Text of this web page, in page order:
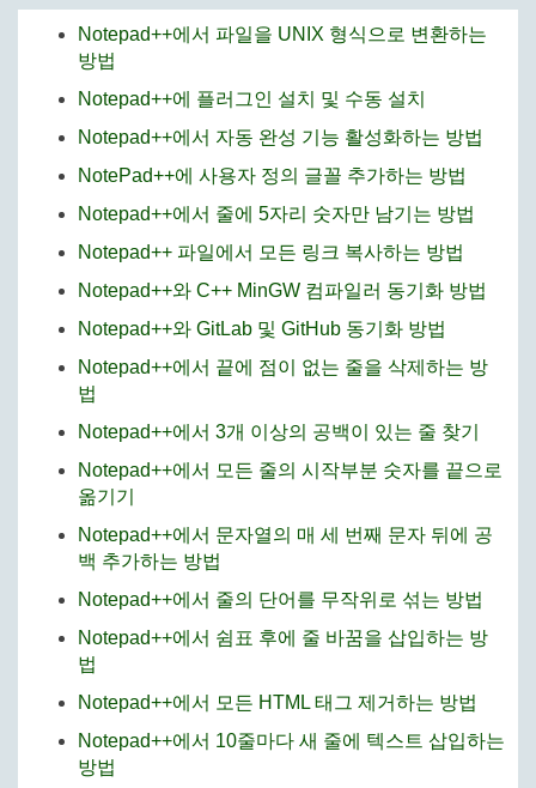
Notepad++에서 파일을 UNIX 형식으로 변환하는
방법
Notepad++에 플러그인 설치 및 수동 설치
Notepad++에서 자동 완성 기능 활성화하는 방법
NotePad++에 사용자 정의 글꼴 추가하는 방법
Notepad++에서 줄에 5자리 숫자만 남기는 방법
Notepad++ 파일에서 모든 링크 복사하는 방법
Notepad++와 C++ MinGW 컴파일러 동기화 방법
Notepad++와 GitLab 및 GitHub 동기화 방법
Notepad++에서 끝에 점이 없는 줄을 삭제하는 방
법
Notepad++에서 3개 이상의 공백이 있는 줄 찾기
Notepad++에서 모든 줄의 시작부분 숫자를 끝으로
옮기기
Notepad++에서 문자열의 매 세 번째 문자 뒤에 공
백 추가하는 방법
Notepad++에서 줄의 단어를 무작위로 섞는 방법
Notepad++에서 쉼표 후에 줄 바꿈을 삽입하는 방
법
Notepad++에서 모든 HTML 태그 제거하는 방법
Notepad++에서 10줄마다 새 줄에 텍스트 삽입하는
방법